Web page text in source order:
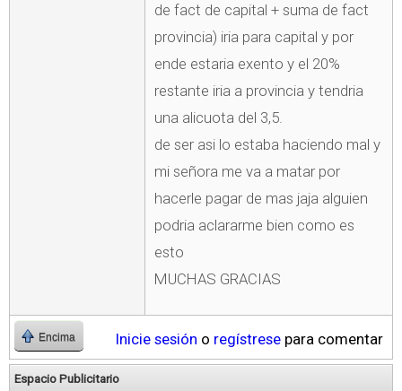
de fact de capital + suma de fact
provincia) iria para capital y por
ende estaria exento y el 20%
restante iria a provincia y tendria
una alicuota del 3,5.
de ser asi lo estaba haciendo mal y
mi señora me va a matar por
hacerle pagar de mas jaja alguien
podria aclararme bien como es
esto
MUCHAS GRACIAS
Encima Inicie sesión o regístrese para comentar
Espacio Publicitario